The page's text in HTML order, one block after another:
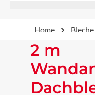
Home Bleche
2 m